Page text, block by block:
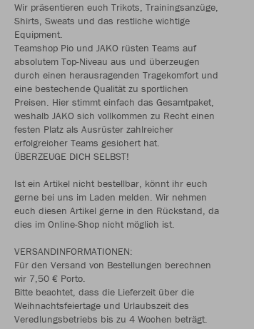
Wir präsentieren euch Trikots, Trainingsanzüge,
Shirts, Sweats und das restliche wichtige
Equipment.
Teamshop Pio und JAKO rüsten Teams auf
absolutem Top-Niveau aus und überzeugen
durch einen herausragenden Tragekomfort und
eine bestechende Qualität zu sportlichen
Preisen. Hier stimmt einfach das Gesamtpaket,
weshalb JAKO sich vollkommen zu Recht einen
festen Platz als Ausrüster zahlreicher
erfolgreicher Teams gesichert hat.
ÜBERZEUGE DICH SELBST!
Ist ein Artikel nicht bestellbar, könnt ihr euch
gerne bei uns im Laden melden. Wir nehmen
euch diesen Artikel gerne in den Rückstand, da
dies im Online-Shop nicht möglich ist.
VERSANDINFORMATIONEN:
Für den Versand von Bestellungen berechnen
wir 7,50 € Porto.
Bitte beachtet, dass die Lieferzeit über die
Weihnachtsfeiertage und Urlaubszeit des
Veredlungsbetriebs bis zu 4 Wochen beträgt.